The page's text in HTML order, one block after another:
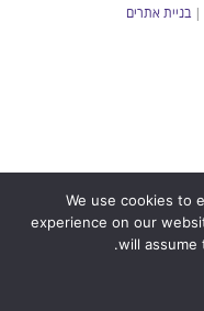
|בניית אתרים
We use cookies to
experience on our
will assume